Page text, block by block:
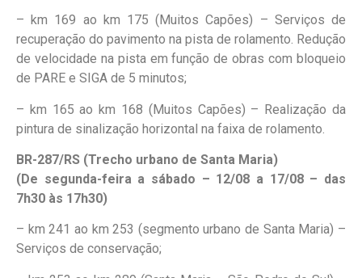
– km 169 ao km 175 (Muitos Capões) – Serviços de
recuperação do pavimento na pista de rolamento. Redução
de velocidade na pista em função de obras com bloqueio
de PARE e SIGA de 5 minutos;
– km 165 ao km 168 (Muitos Capões) – Realização da
pintura de sinalização horizontal na faixa de rolamento.
BR-287/RS (Trecho urbano de Santa Maria)
(De segunda-feira a sábado – 12/08 a 17/08 – das
7h30 às 17h30)
– km 241 ao km 253 (segmento urbano de Santa Maria) –
Serviços de conservação;